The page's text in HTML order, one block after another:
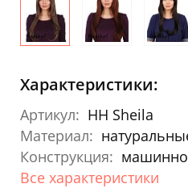
Характеристики:
Артикул: HH Sheila
Материал:
Конструкция:
Все характеристики